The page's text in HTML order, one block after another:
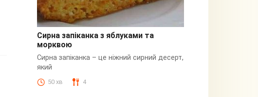
Сирна
Сирна запіканка з яблуками та
морквою
Сирна запіканка – це ніжний сирний десерт,
який
50 хв 4